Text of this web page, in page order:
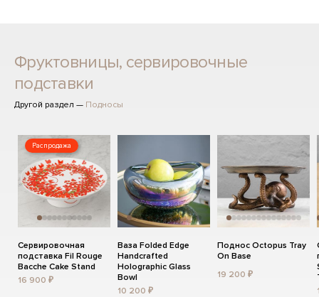
Фруктовницы, сервировочные
подставки
Другой раздел — Подносы
Распродажа
Сервировочная
подставка Fil Rouge
Bacche Cake Stand
16 900 ₽
Ваза Folded Edge
Handcrafted
Holographic Glass
Bowl
10 200 ₽
Поднос Octopus Tray
On Base
19 200 ₽